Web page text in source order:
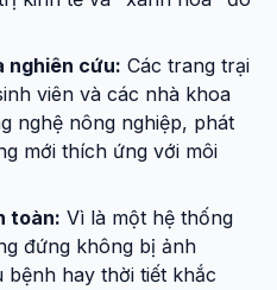
nghiên cứu: Các trang trại
viên và các nhà khoa
nghệ nông nghiệp, phát
mới thích ứng với môi
toàn: Vì là một hệ thống
đứng không bị ảnh
bệnh hay thời tiết khắc